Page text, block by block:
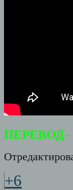
ПЕРЕВОД -
+6